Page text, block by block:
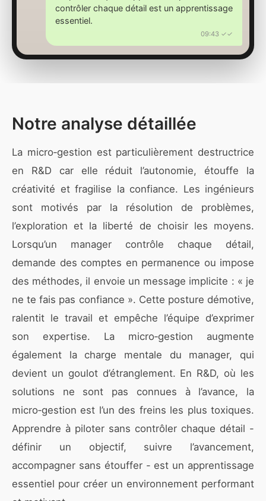
contrôler chaque détail est un apprentissage
essentiel.
09:43 ✓✓
Notre analyse détaillée
La micro‑gestion est particulièrement destructrice
en R&D car elle réduit l’autonomie, étouffe la
créativité et fragilise la confiance. Les ingénieurs
sont motivés par la résolution de problèmes,
l’exploration et la liberté de choisir les moyens.
Lorsqu’un manager contrôle chaque détail,
demande des comptes en permanence ou impose
des méthodes, il envoie un message implicite : « je
ne te fais pas confiance ». Cette posture démotive,
ralentit le travail et empêche l’équipe d’exprimer
son expertise. La micro‑gestion augmente
également la charge mentale du manager, qui
devient un goulot d’étranglement. En R&D, où les
solutions ne sont pas connues à l’avance, la
micro‑gestion est l’un des freins les plus toxiques.
Apprendre à piloter sans contrôler chaque détail -
définir un objectif, suivre l’avancement,
accompagner sans étouffer - est un apprentissage
essentiel pour créer un environnement performant